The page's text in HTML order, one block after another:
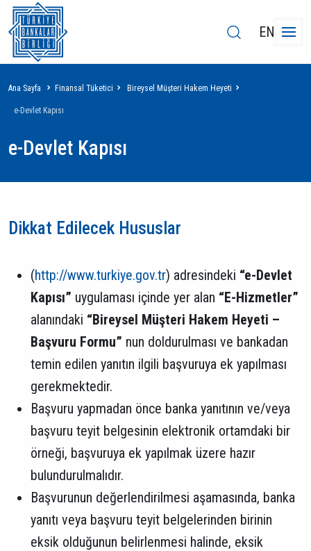
EN
Sayfa
yolu
Ana Sayfa Finansal Tüketici Bireysel Müşteri Hakem Heyeti
e-Devlet Kapısı
e-Devlet Kapısı
Dikkat Edilecek Hususlar
(http://www.turkiye.gov.tr) adresindeki “e-Devlet
Kapısı” uygulaması içinde yer alan “E-Hizmetler”
alanındaki “Bireysel Müşteri Hakem Heyeti –
Başvuru Formu” nun doldurulması ve bankadan
temin edilen yanıtın ilgili başvuruya ek yapılması
gerekmektedir.
Başvuru yapmadan önce banka yanıtının ve/veya
başvuru teyit belgesinin elektronik ortamdaki bir
örneği, başvuruya ek yapılmak üzere hazır
bulundurulmalıdır.
Başvurunun değerlendirilmesi aşamasında, banka
yanıtı veya başvuru teyit belgelerinden birinin
eksik olduğunun belirlenmesi halinde, eksik